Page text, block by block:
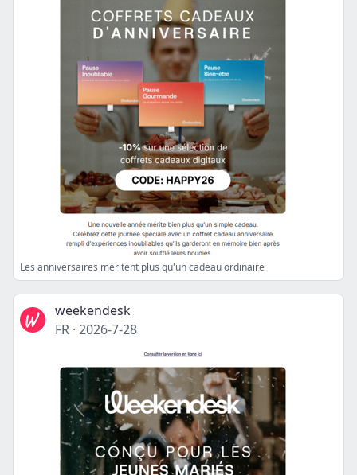
Les anniversaires méritent plus qu'un cadeau ordinaire
weekendesk
FR · 2026-7-28